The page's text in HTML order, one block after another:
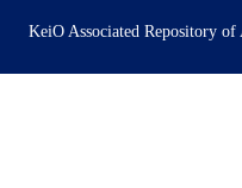
KeiO Associated Repository